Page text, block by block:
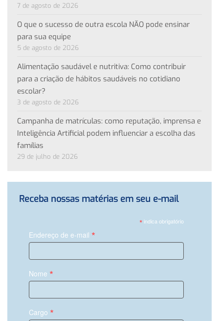
7 de agosto de 2026
O que o sucesso de outra escola NÃO pode ensinar
para sua equipe
5 de agosto de 2026
Alimentação saudável e nutritiva: Como contribuir
para a criação de hábitos saudáveis no cotidiano
escolar?
3 de agosto de 2026
Campanha de matrículas: como reputação, imprensa e
Inteligência Artificial podem influenciar a escolha das
famílias
29 de julho de 2026
Receba nossas matérias em seu e-mail
*indica obrigatório
Endereço de e-mail *
Nome *
Cargo *